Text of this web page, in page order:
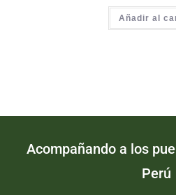
Añadir al
Acompañando a los
Perú